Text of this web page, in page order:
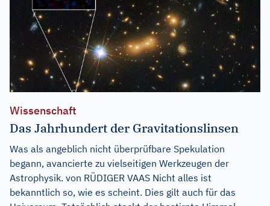
Wissenschaft
Das Jahrhundert der Gravitationslinsen
Was als angeblich nicht überprüfbare Spekulation
begann, avancierte zu vielseitigen Werkzeugen der
Astrophysik. von RÜDIGER VAAS Nicht alles ist
bekanntlich so, wie es scheint. Dies gilt auch für das